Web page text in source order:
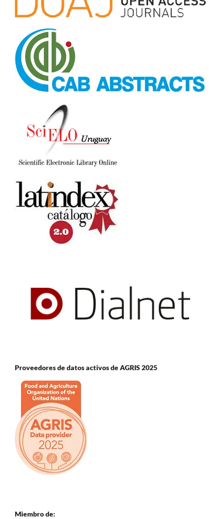
Proveedores de datos activos de AGRIS 2025
Miembro de: